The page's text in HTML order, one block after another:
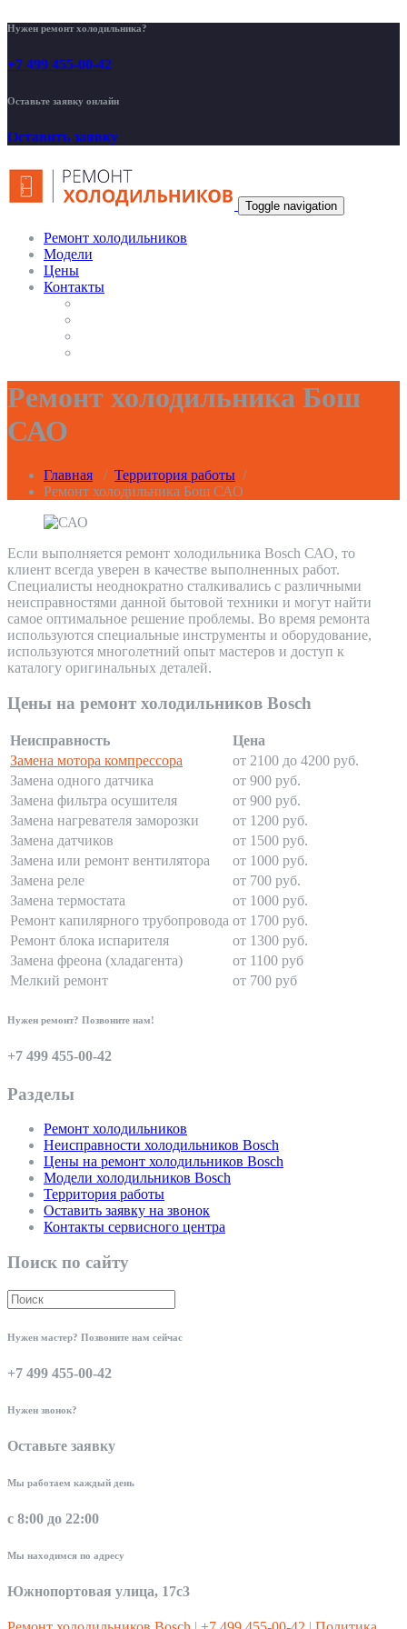
Нужен ремонт холодильника?
+7 499 455-00-42
Оставьте заявку онлайн
Оставить заявку
Toggle navigation
Ремонт холодильников
Модели
Цены
Контакты
Ремонт холодильника Бош
САО
Главная / Территория работы /
Ремонт холодильника Бош САО
Если выполняется ремонт холодильника Bosch САО, то
клиент всегда уверен в качестве выполненных работ.
Специалисты неоднократно сталкивались с различными
неисправностями данной бытовой техники и могут найти
самое оптимальное решение проблемы. Во время ремонта
используются специальные инструменты и оборудование,
используются многолетний опыт мастеров и доступ к
каталогу оригинальных деталей.
Цены на ремонт холодильников Bosch
Неисправность
Цена
Замена мотора компрессора
от 2100 до 4200 руб.
Замена одного датчика
от 900 руб.
Замена фильтра осушителя
от 900 руб.
Замена нагревателя заморозки
от 1200 руб.
Замена датчиков
от 1500 руб.
Замена или ремонт вентилятора
от 1000 руб.
Замена реле
от 700 руб.
Замена термостата
от 1000 руб.
Ремонт капилярного трубопровода от 1700 руб.
Ремонт блока испарителя
от 1300 руб.
Замена фреона (хладагента)
от 1100 руб
Мелкий ремонт
от 700 руб
Нужен ремонт? Позвоните нам!
+7 499 455-00-42
Разделы
Ремонт холодильников
Неисправности холодильников Bosch
Цены на ремонт холодильников Bosch
Модели холодильников Bosch
Территория работы
Оставить заявку на звонок
Контакты сервисного центра
Поиск по сайту
Нужен мастер? Позвоните нам сейчас
+7 499 455-00-42
Нужен звонок?
Оставьте заявку
Мы работаем каждый день
с 8:00 до 22:00
Мы находимся по адресу
Южнопортовая улица, 17с3